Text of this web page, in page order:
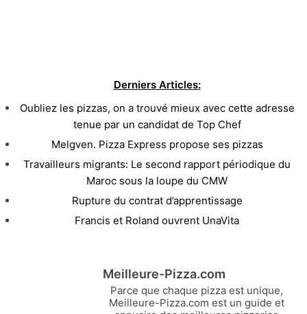
Derniers Articles:
Oubliez les pizzas, on a trouvé mieux avec cette adresse
tenue par un candidat de Top Chef
Melgven. Pizza Express propose ses pizzas
Travailleurs migrants: Le second rapport périodique du
Maroc sous la loupe du CMW
Rupture du contrat d’apprentissage
Francis et Roland ouvrent UnaVita
Meilleure-Pizza.com
Parce que chaque pizza est unique,
Meilleure-Pizza.com est un guide et